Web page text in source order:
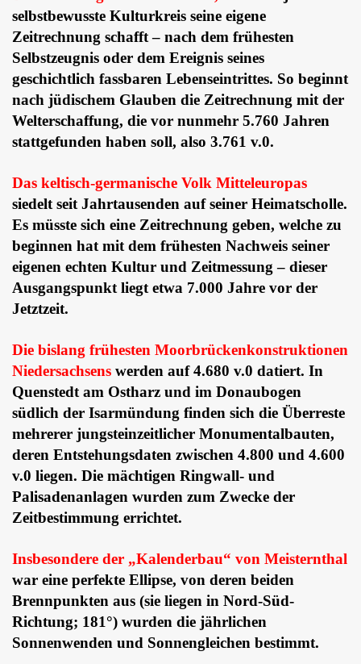
selbstbewusste Kulturkreis seine eigene
Zeitrechnung schafft – nach dem frühesten
Selbstzeugnis oder dem Ereignis seines
geschichtlich fassbaren Lebenseintrittes. So beginnt
nach jüdischem Glauben die Zeitrechnung mit der
Welterschaffung, die vor nunmehr 5.760 Jahren
stattgefunden haben soll, also 3.761 v.0.
Das keltisch-germanische Volk Mitteleuropas
siedelt seit Jahrtausenden auf seiner Heimatscholle.
Es müsste sich eine Zeitrechnung geben, welche zu
beginnen hat mit dem frühesten Nachweis seiner
eigenen echten Kultur und Zeitmessung – dieser
Ausgangspunkt liegt etwa 7.000 Jahre vor der
Jetztzeit.
Die bislang frühesten Moorbrückenkonstruktionen
Niedersachsens werden auf 4.680 v.0 datiert. In
Quenstedt am Ostharz und im Donaubogen
südlich der Isarmündung finden sich die Überreste
mehrerer jungsteinzeitlicher Monumentalbauten,
deren Entstehungsdaten zwischen 4.800 und 4.600
v.0 liegen. Die mächtigen Ringwall- und
Palisadenanlagen wurden zum Zwecke der
Zeitbestimmung errichtet.
Insbesondere der „Kalenderbau“ von Meisternthal
war eine perfekte Ellipse, von deren beiden
Brennpunkten aus (sie liegen in Nord-Süd-
Richtung; 181°) wurden die jährlichen
Sonnenwenden und Sonnengleichen bestimmt.